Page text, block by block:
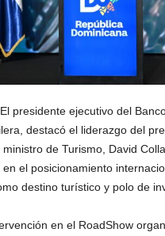
presidente ejecutivo del
destacó el liderazgo del
de Turismo, David
el posicionamiento
destino turístico y polo de
en el RoadShow